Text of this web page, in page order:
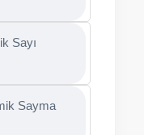
Sayı
Sayma